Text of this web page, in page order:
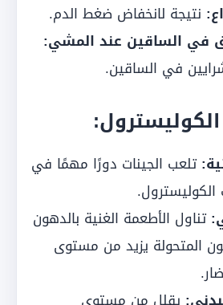
نتيجة لانخفاض ضغط الدم.
في الساقين عند المشي:
في الساقين.
تلعب الجينات دورًا مهمًا في
تناول الأطعمة الغنية بالدهون
المتحولة يزيد من مستوى